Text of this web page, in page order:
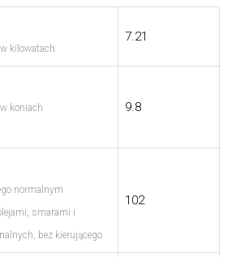
kilowatach
7.21
koniach
9.8
normalnym
smarami i
bez kierującego
102